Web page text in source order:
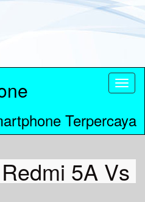
Terpercaya
5A Vs